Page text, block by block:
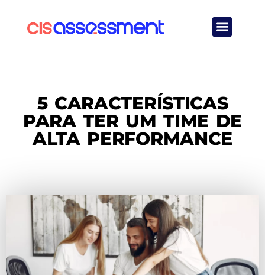
5 CARACTERÍSTICAS
PARA TER UM TIME DE
ALTA PERFORMANCE